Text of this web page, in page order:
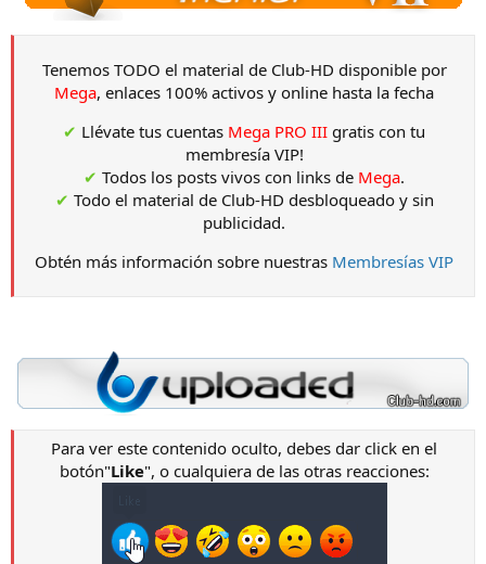
Tenemos TODO el material de Club-HD disponible por
Mega, enlaces 100% activos y online hasta la fecha
✔ Llévate tus cuentas Mega PRO III gratis con tu
membresía VIP!
✔ Todos los posts vivos con links de Mega.
✔ Todo el material de Club-HD desbloqueado y sin
publicidad.
Obtén más información sobre nuestras Membresías VIP
Para ver este contenido oculto, debes dar click en el
botón"Like", o cualquiera de las otras reacciones: